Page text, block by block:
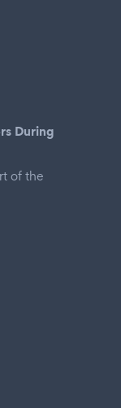
During
of the